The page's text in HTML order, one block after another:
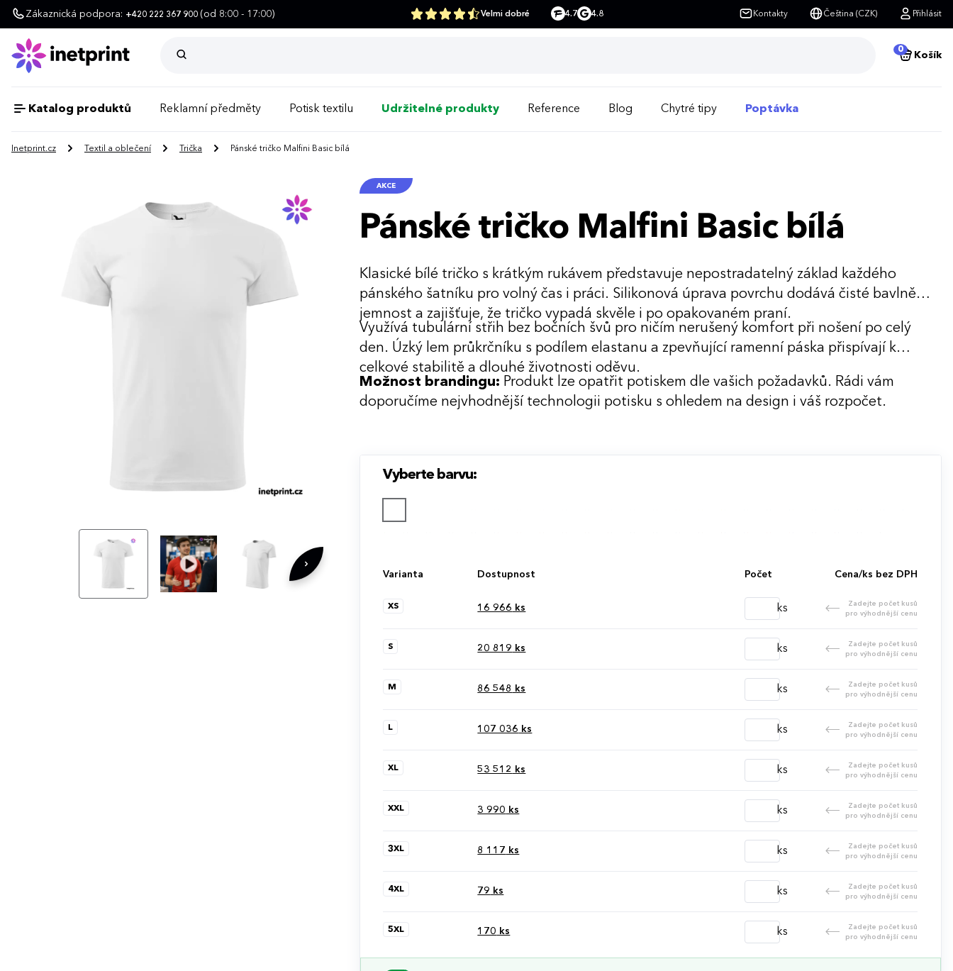
Zákaznická podpora: +420 222 367 900 (od 8:00 - 17:00) Velmi dobré 4.7 4.8 Kontakty Čeština (CZK) Přihlásit
0
Košík
Katalog produktů Reklamní předměty Potisk textilu Udržitelné produkty Reference Blog Chytré tipy Poptávka
Inetprint.cz Textil a oblečení Trička Pánské tričko Malfini Basic bílá
AKCE
Pánské tričko Malfini Basic bílá
Klasické bílé tričko s krátkým rukávem představuje nepostradatelný základ každého
pánského šatníku pro volný čas i práci. Silikonová úprava povrchu dodává čisté bavlně
jemnost a zajišťuje, že tričko vypadá skvěle i po opakovaném praní.
Využívá tubulární střih bez bočních švů pro ničím nerušený komfort při nošení po celý
den. Úzký lem průkrčníku s podílem elastanu a zpevňující ramenní páska přispívají k
celkové stabilitě a dlouhé životnosti oděvu.
Možnost brandingu: Produkt lze opatřit potiskem dle vašich požadavků. Rádi vám
doporučíme nejvhodnější technologii potisku s ohledem na design i váš rozpočet.
Vyberte barvu:
Varianta Dostupnost Počet Cena/ks bez DPH
XS 16 966 ks ks
Zadejte počet kusů
pro výhodnější cenu
S 20 819 ks ks
Zadejte počet kusů
pro výhodnější cenu
M 86 548 ks ks
Zadejte počet kusů
pro výhodnější cenu
L 107 036 ks ks
Zadejte počet kusů
pro výhodnější cenu
XL 53 512 ks ks
Zadejte počet kusů
pro výhodnější cenu
XXL 3 990 ks ks
Zadejte počet kusů
pro výhodnější cenu
3XL 8 117 ks ks
Zadejte počet kusů
pro výhodnější cenu
4XL 79 ks ks
Zadejte počet kusů
pro výhodnější cenu
5XL 170 ks ks
Zadejte počet kusů
pro výhodnější cenu